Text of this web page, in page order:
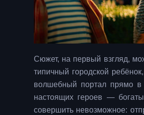
Сюжет, на первый взгляд,
типичный городской
волшебный портал прямо в
настоящих героев —
совершить невозможное: